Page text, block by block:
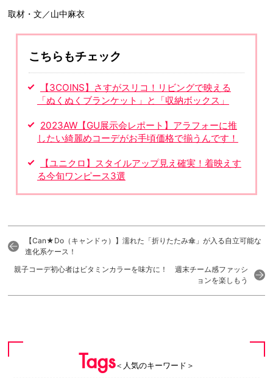
取材・文／山中麻衣
こちらもチェック
【3COINS】さすがスリコ！リビングで映える
「ぬくぬくブランケット」と「収納ボックス」
2023AW【GU展示会レポート】アラフォーに推
したい綺麗めコーデがお手頃価格で揃うんです！
【ユニクロ】スタイルアップ見え確実！着映えす
る今旬ワンピース3選
【Can★Do（キャンドゥ）】濡れた「折りたたみ傘」が入る自立可能な
進化系ケース！
親子コーデ初心者はビタミンカラーを味方に！ 週末チーム感ファッシ
ョンを楽しもう
Tags＜人気のキーワード＞